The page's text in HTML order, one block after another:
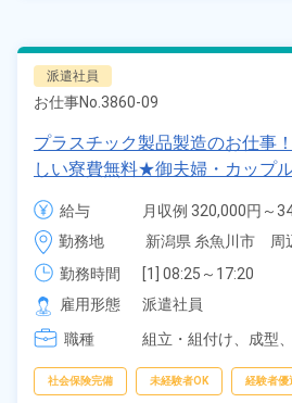
派遣社員
お仕事No. 3860-09
プラスチック製品製造のお仕事
しい寮費無料★御夫婦・カップ
年齢の男女活躍中！高時給1,400
ク・自転車通勤可！寮から無料
用制度あり！《新潟県糸魚川市
給与
月収例 320,000円～
時給 1,400円～1,400
勤務地
新潟県 糸魚川市　周
勤務時間
[1] 08:25～17:20
[2] 20:30～05:45
雇用形態
派遣社員
職種
組立・組付け、 成型、
梱包
社会保険完備 未経験者OK 経験者優